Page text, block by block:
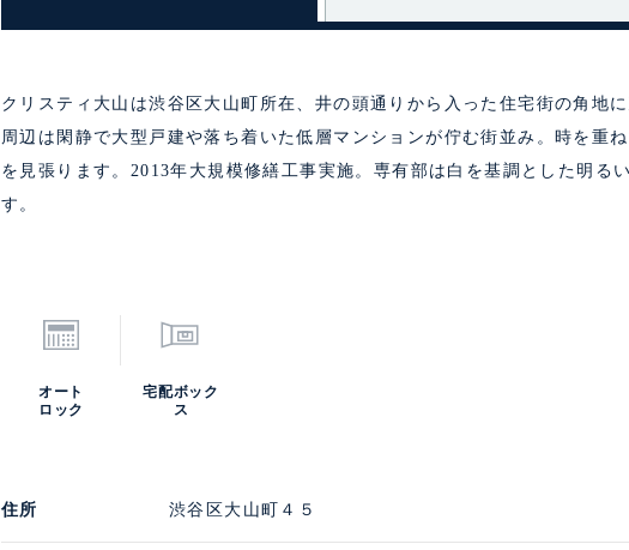
クリスティ大山は渋谷区大山町所在、井の頭通りから入った住宅街の角地
周辺は閑静で大型戸建や落ち着いた低層マンションが佇む街並み。時を重
を見張ります。2013年大規模修繕工事実施。専有部は白を基調とした明る
す。
オート
ロック
宅配ボック
ス
住所 渋谷区大山町４５